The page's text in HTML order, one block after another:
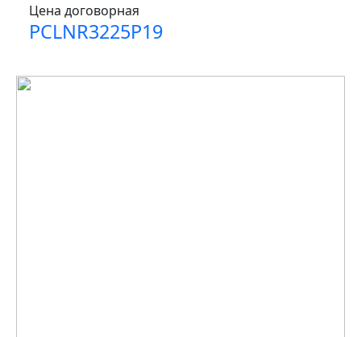
Цена договорная
PCLNR3225P19